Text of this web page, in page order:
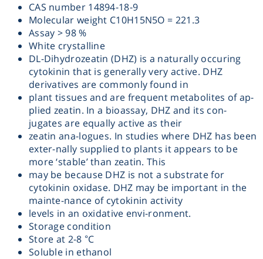
CAS number 14894-18-9
Molecular weight C10H15N5O = 221.3
Assay > 98 %
White crystalline
DL-Dihydrozeatin (DHZ) is a naturally occuring
cytokinin that is generally very active. DHZ
derivatives are commonly found in
plant tissues and are frequent metabolites of ap-
plied zeatin. In a bioassay, DHZ and its con-
jugates are equally active as their
zeatin ana-logues. In studies where DHZ has been
exter-nally supplied to plants it appears to be
more ‘stable’ than zeatin. This
may be because DHZ is not a substrate for
cytokinin oxidase. DHZ may be important in the
mainte-nance of cytokinin activity
levels in an oxidative envi-ronment.
Storage condition
Store at 2-8 °C
Soluble in ethanol
Concentration
Heating
Instrumentation
Microscopy
Pumps
Sample Preparation